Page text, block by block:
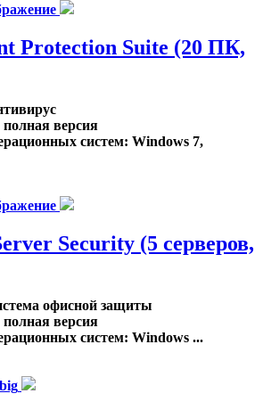
Protection Suite (20 ПК,
полная версия
систем: Windows 7,
Security (5 серверов,
офисной защиты
полная версия
систем: Windows ...